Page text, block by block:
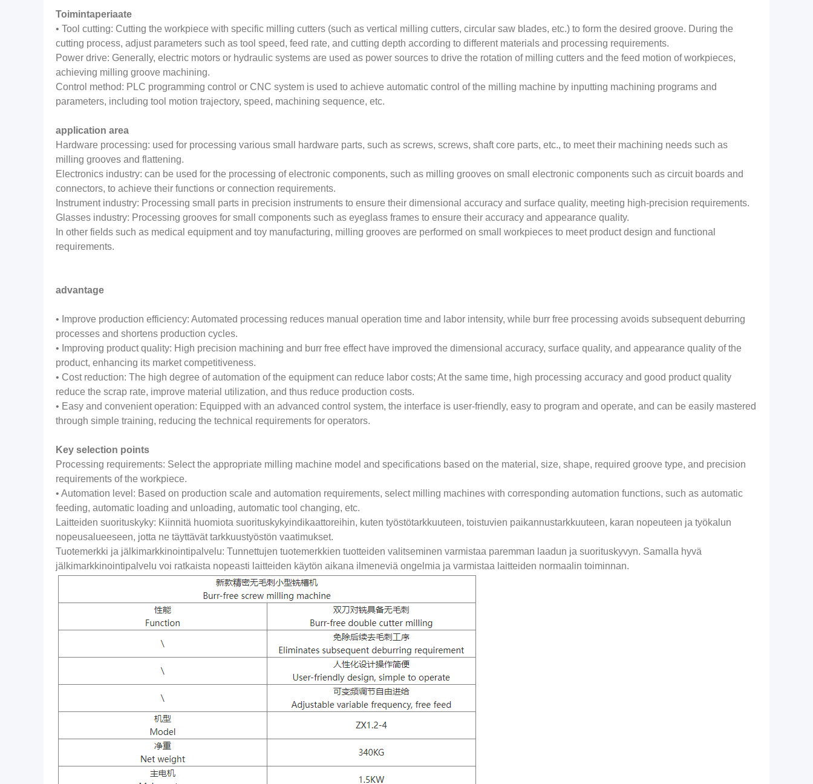
Toimintaperiaate
• Tool cutting: Cutting the workpiece with specific milling cutters (such as vertical milling cutters, circular saw blades, etc.) to form the desired groove. During the
cutting process, adjust parameters such as tool speed, feed rate, and cutting depth according to different materials and processing requirements.
Power drive: Generally, electric motors or hydraulic systems are used as power sources to drive the rotation of milling cutters and the feed motion of workpieces,
achieving milling groove machining.
Control method: PLC programming control or CNC system is used to achieve automatic control of the milling machine by inputting machining programs and
parameters, including tool motion trajectory, speed, machining sequence, etc.
application area
Hardware processing: used for processing various small hardware parts, such as screws, screws, shaft core parts, etc., to meet their machining needs such as
milling grooves and flattening.
Electronics industry: can be used for the processing of electronic components, such as milling grooves on small electronic components such as circuit boards and
connectors, to achieve their functions or connection requirements.
Instrument industry: Processing small parts in precision instruments to ensure their dimensional accuracy and surface quality, meeting high-precision requirements.
Glasses industry: Processing grooves for small components such as eyeglass frames to ensure their accuracy and appearance quality.
In other fields such as medical equipment and toy manufacturing, milling grooves are performed on small workpieces to meet product design and functional
requirements.
advantage
• Improve production efficiency: Automated processing reduces manual operation time and labor intensity, while burr free processing avoids subsequent deburring
processes and shortens production cycles.
• Improving product quality: High precision machining and burr free effect have improved the dimensional accuracy, surface quality, and appearance quality of the
product, enhancing its market competitiveness.
• Cost reduction: The high degree of automation of the equipment can reduce labor costs; At the same time, high processing accuracy and good product quality
reduce the scrap rate, improve material utilization, and thus reduce production costs.
• Easy and convenient operation: Equipped with an advanced control system, the interface is user-friendly, easy to program and operate, and can be easily mastered
through simple training, reducing the technical requirements for operators.
Key selection points
Processing requirements: Select the appropriate milling machine model and specifications based on the material, size, shape, required groove type, and precision
requirements of the workpiece.
• Automation level: Based on production scale and automation requirements, select milling machines with corresponding automation functions, such as automatic
feeding, automatic loading and unloading, automatic tool changing, etc.
Laitteiden suorituskyky: Kiinnitä huomiota suorituskykyindikaattoreihin, kuten työstötarkkuuteen, toistuvien paikannustarkkuuteen, karan nopeuteen ja työkalun
nopeusalueeseen, jotta ne täyttävät tarkkuustyöstön vaatimukset.
Tuotemerkki ja jälkimarkkinointipalvelu: Tunnettujen tuotemerkkien tuotteiden valitseminen varmistaa paremman laadun ja suorituskyvyn. Samalla hyvä
jälkimarkkinointipalvelu voi ratkaista nopeasti laitteiden käytön aikana ilmeneviä ongelmia ja varmistaa laitteiden normaalin toiminnan.